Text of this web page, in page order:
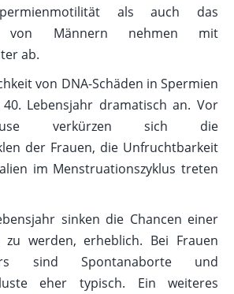
als auch das
von Männern nehmen mit
ab.
von DNA-Schäden in Spermien
Lebensjahr dramatisch an. Vor
verkürzen sich die
der Frauen, die Unfruchtbarkeit
im Menstruationszyklus treten
sinken die Chancen einer
zu werden, erheblich. Bei Frauen
sind Spontanaborte und
eher typisch. Ein weiteres